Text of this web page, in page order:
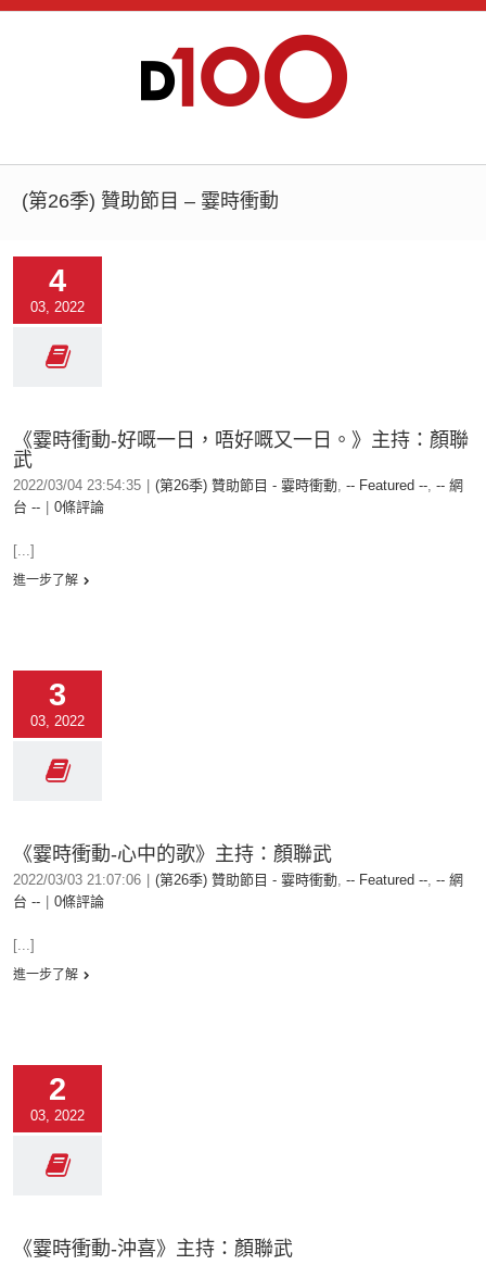
(第26季) 贊助節目 – 霎時衝動
4
03, 2022
《霎時衝動-好嘅一日，唔好嘅又一日。》主持：顏聯
武
2022/03/04 23:54:35 (第26季) 贊助節目 - 霎時衝動, -- Featured --, -- 網
台 --
0條評論
[...]
進一步了解
3
03, 2022
《霎時衝動-心中的歌》主持：顏聯武
2022/03/03 21:07:06 (第26季) 贊助節目 - 霎時衝動, -- Featured --, -- 網
台 --
0條評論
[...]
進一步了解
2
03, 2022
《霎時衝動-沖喜》主持：顏聯武